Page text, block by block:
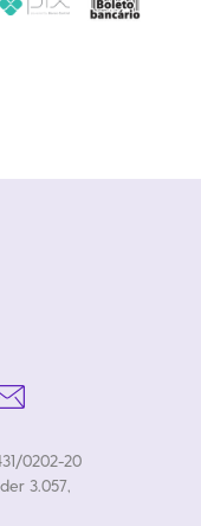
0202-20
3.057,